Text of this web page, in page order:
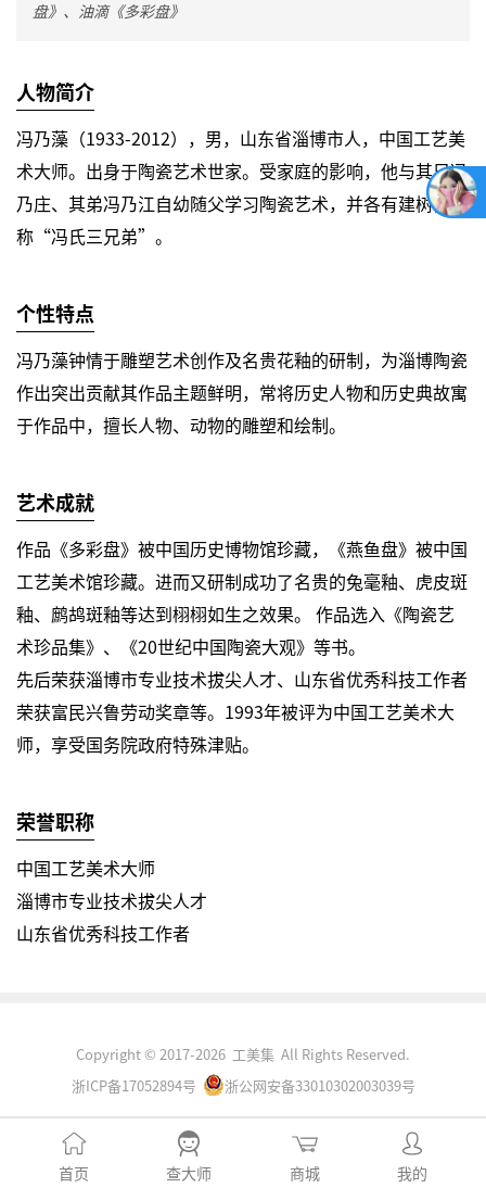
盘》、油滴《多彩盘》
人物简介
冯乃藻（1933-2012），男，山东省淄博市人，中国工艺美
术大师。出身于陶瓷艺术世家。受家庭的影响，他与其兄冯
乃庄、其弟冯乃江自幼随父学习陶瓷艺术，并各有建树，人
称“冯氏三兄弟”。
个性特点
冯乃藻钟情于雕塑艺术创作及名贵花釉的研制，为淄博陶瓷
作出突出贡献其作品主题鲜明，常将历史人物和历史典故寓
于作品中，擅长人物、动物的雕塑和绘制。
艺术成就
作品《多彩盘》被中国历史博物馆珍藏，《燕鱼盘》被中国
工艺美术馆珍藏。进而又研制成功了名贵的兔毫釉、虎皮斑
釉、鹧鸪斑釉等达到栩栩如生之效果。 作品选入《陶瓷艺
术珍品集》、《20世纪中国陶瓷大观》等书。
先后荣获淄博市专业技术拔尖人才、山东省优秀科技工作者
荣获富民兴鲁劳动奖章等。1993年被评为中国工艺美术大
师，享受国务院政府特殊津贴。
荣誉职称
中国工艺美术大师
淄博市专业技术拔尖人才
山东省优秀科技工作者
Copyright © 2017-2026 工美集 All Rights Reserved.
浙ICP备17052894号
浙公网安备33010302003039号
首页 查大师 商城 我的